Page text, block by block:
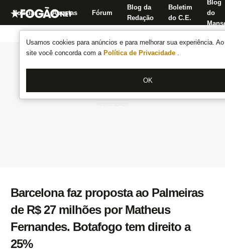
Usamos cookies para anúncios e para melhorar sua experiência.
site você concorda com a Política de Privacidade .
OK
Notícias Apostas Fórum
Blog da
Redação
Boletim
do C.E.
Blog
do
Barcelona faz proposta ao Palmeiras
de R$ 27 milhões por Matheus
Fernandes. Botafogo tem direito a
25%